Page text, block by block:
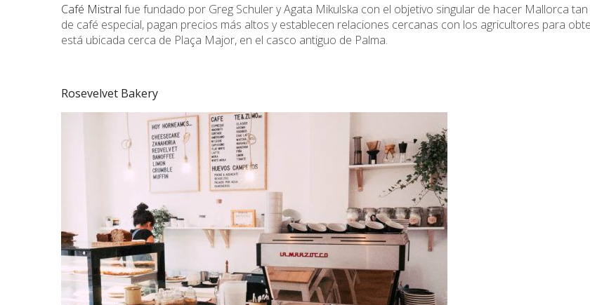
Café Mistral fue fundado por Greg Schuler y Agata Mikulska con el objetivo singular de hacer Mallorca
de café especial, pagan precios más altos y establecen relaciones cercanas con los agricultores para
está ubicada cerca de Plaça Major, en el casco antiguo de Palma.
Rosevelvet Bakery